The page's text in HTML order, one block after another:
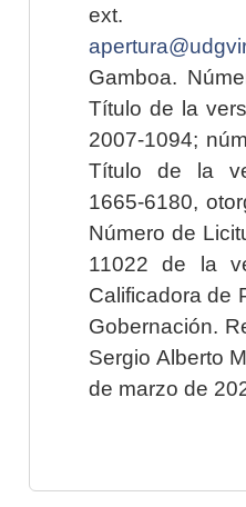
ext.
Gamboa.
Título de la
2007-1094;
Título de la
1665-6180,
Número de
11022 de la
Calificadora de
Gobernación.
Sergio Alberto
de marzo de